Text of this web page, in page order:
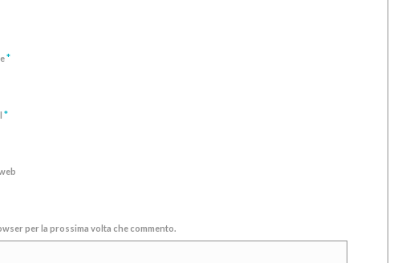
*
*
per la prossima volta che commento.